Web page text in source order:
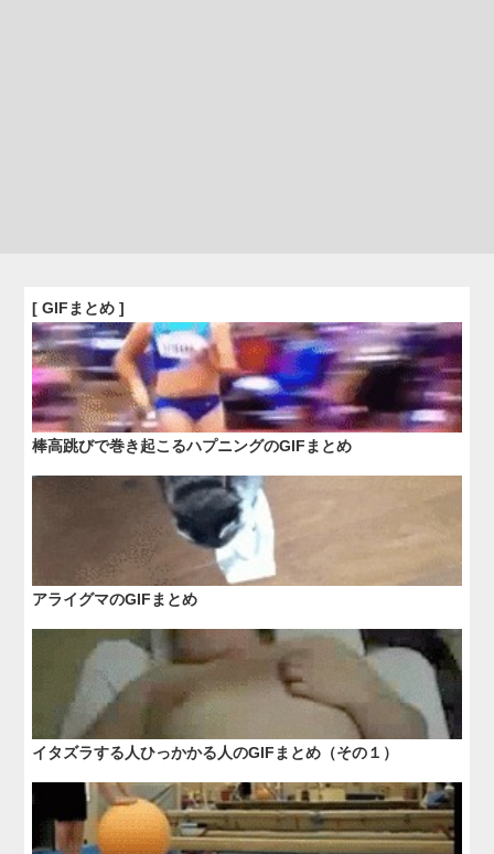
[ GIFまとめ ]
棒高跳びで巻き起こるハプニングのGIFまとめ
アライグマのGIFまとめ
イタズラする人ひっかかる人のGIFまとめ（その１）